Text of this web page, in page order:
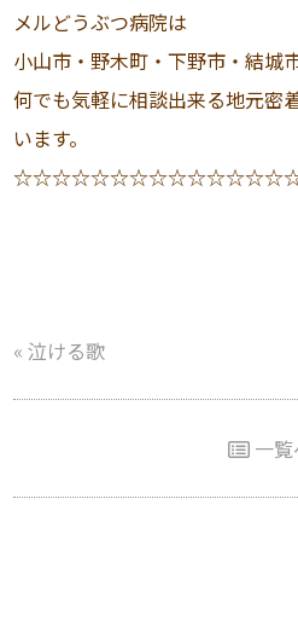
メルどうぶつ病院は
小山市・野木町・下野市・結城
何でも気軽に相談出来る地元密
います。
«泣ける歌
一覧